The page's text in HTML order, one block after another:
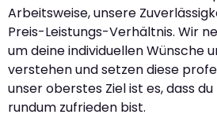
Arbeitsweise, unsere
Preis-Leistungs-Verhältnis. Wir
um deine individuellen Wünsche
verstehen und setzen diese
unser oberstes Ziel ist es, dass
rundum zufrieden bist.